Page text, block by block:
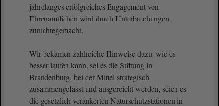
jahrelanges erfolgreiches Engagement von
Ehrenamtlichen wird durch Unterbrechungen
zunichtegemacht.
Wir bekamen zahlreiche Hinweise dazu, wie es
besser laufen kann, sei es die Stiftung in
Brandenburg, bei der Mittel strategisch
zusammengefasst und ausgereicht werden, seien es
die gesetzlich verankerten Naturschutzstationen in